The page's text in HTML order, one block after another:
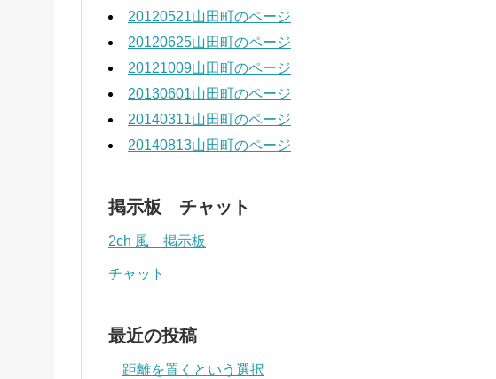
20120521山田町のページ
20120625山田町のページ
20121009山田町のページ
20130601山田町のページ
20140311山田町のページ
20140813山田町のページ
掲示板 チャット
2ch 風 掲示板
チャット
最近の投稿
距離を置くという選択